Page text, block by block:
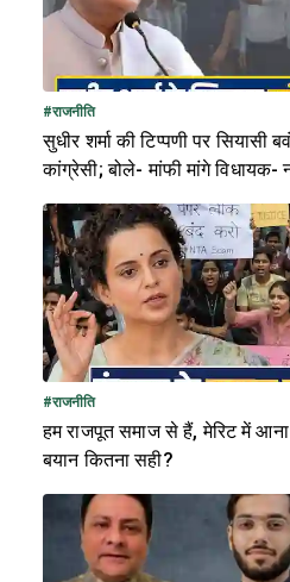
#राजनीति
सुधीर शर्मा की टिप्पणी पर
कांग्रेसी; बोले- मांफी मांगे विधायक-
#राजनीति
हम राजपूत समाज से हैं, मेरिट में
बयान कितना सही?